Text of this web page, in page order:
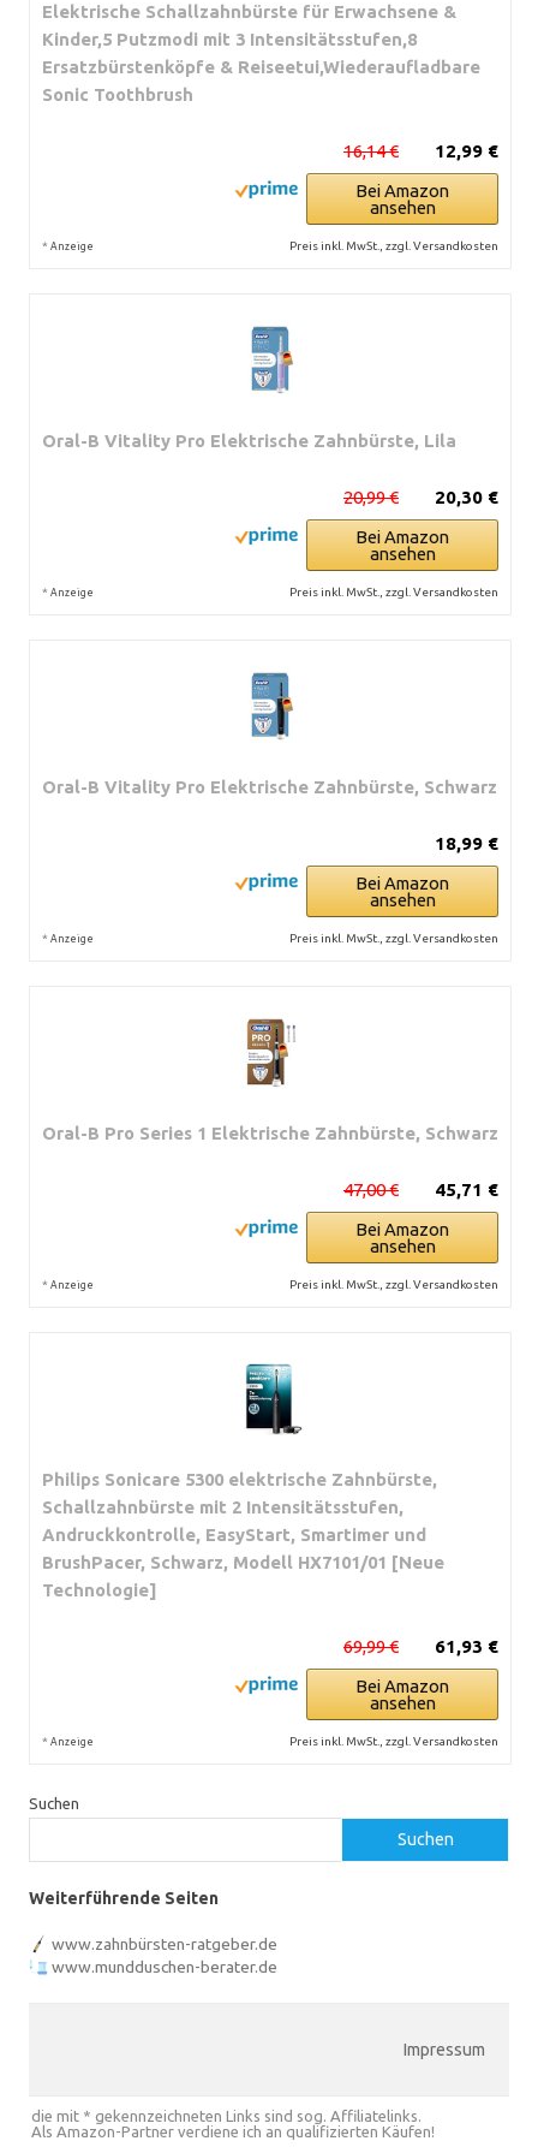
Elektrische Schallzahnbürste für Erwachsene &
Kinder,5 Putzmodi mit 3 Intensitätsstufen,8
Ersatzbürstenköpfe & Reiseetui,Wiederaufladbare
Sonic Toothbrush
12,99 €
16,14 €
Bei Amazon
ansehen
* Anzeige Preis inkl. MwSt., zzgl. Versandkosten
Oral-B Vitality Pro Elektrische Zahnbürste, Lila
20,30 €
20,99 €
Bei Amazon
ansehen
* Anzeige Preis inkl. MwSt., zzgl. Versandkosten
Oral-B Vitality Pro Elektrische Zahnbürste, Schwarz
18,99 €
Bei Amazon
ansehen
* Anzeige Preis inkl. MwSt., zzgl. Versandkosten
Oral-B Pro Series 1 Elektrische Zahnbürste, Schwarz
45,71 €
47,00 €
Bei Amazon
ansehen
* Anzeige Preis inkl. MwSt., zzgl. Versandkosten
Philips Sonicare 5300 elektrische Zahnbürste,
Schallzahnbürste mit 2 Intensitätsstufen,
Andruckkontrolle, EasyStart, Smartimer und
BrushPacer, Schwarz, Modell HX7101/01 [Neue
Technologie]
61,93 €
69,99 €
Bei Amazon
ansehen
* Anzeige Preis inkl. MwSt., zzgl. Versandkosten
Suchen
Suchen
Weiterführende Seiten
www.zahnbürsten-ratgeber.de
www.mundduschen-berater.de
Impressum
die mit * gekennzeichneten Links sind sog. Affiliatelinks.
Als Amazon-Partner verdiene ich an qualifizierten Käufen!